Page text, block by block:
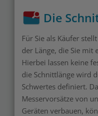
Die
Für Sie als Käufer
der Länge, die Sie mit
Hierbei lassen keine
die Schnittlänge wird
Schwertes definiert.
Messervorsätze von
Geräten verbauen,